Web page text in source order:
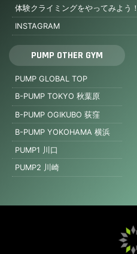
体験クライミングをやってみよう！
INSTAGRAM
PUMP OTHER GYM
PUMP GLOBAL TOP
B-PUMP TOKYO 秋葉原
B-PUMP OGIKUBO 荻窪
B-PUMP YOKOHAMA 横浜
PUMP1 川口
PUMP2 川崎